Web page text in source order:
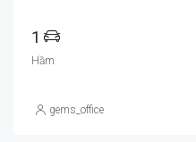
1
Hầm
gems_office